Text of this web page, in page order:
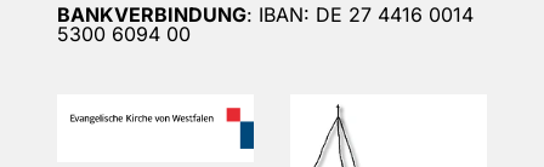
BANKVERBINDUNG: IBAN: DE 27 4416 0014
5300 6094 00